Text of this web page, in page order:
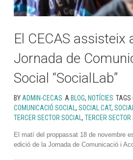
El CECAS assisteix
Jornada de
Social “SocialLab”
BY ADMIN-CECAS A BLOG, NOTÍCIES TAGS
COMUNICACIÓ SOCIAL , SOCIAL.CAT,
TERCER SECTOR SOCIAL , TERCER
El matí del proppassat 18 de novembre
edició de la Jornada de Comunicació i